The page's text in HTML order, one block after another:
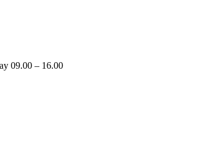
09.00 – 16.00